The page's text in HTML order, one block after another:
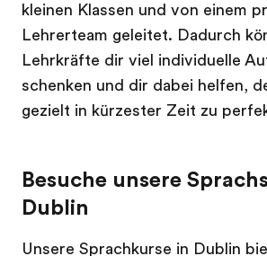
kleinen Klassen und von einem
Lehrerteam geleitet. Dadurch
Lehrkräfte dir viel individuelle
schenken und dir dabei helfen,
gezielt in kürzester Zeit zu
Besuche unsere
Dublin
Unsere Sprachkurse in Dublin